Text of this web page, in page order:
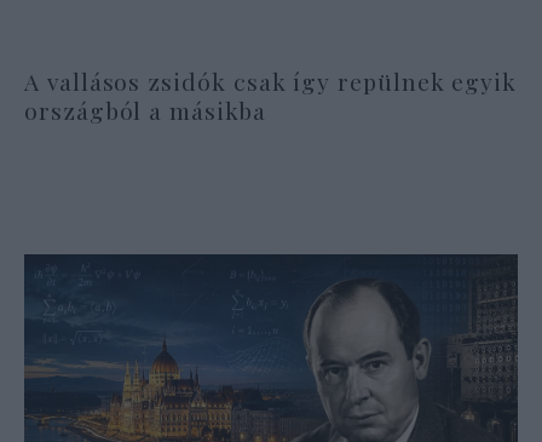
A vallásos zsidók csak így repülnek egyik
országból a másikba